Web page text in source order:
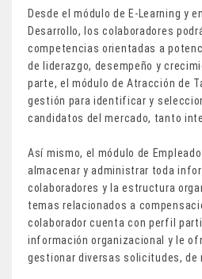
Desde el módulo de E-Learning y
Desarrollo, los colaboradores
competencias orientadas a
de liderazgo, desempeño y
parte, el módulo de Atracción de
gestión para identificar y
candidatos del mercado, tanto
Así mismo, el módulo de
almacenar y administrar toda
colaboradores y la estructura
temas relacionados a
colaborador cuenta con perfil
información organizacional y le
gestionar diversas solicitudes, de